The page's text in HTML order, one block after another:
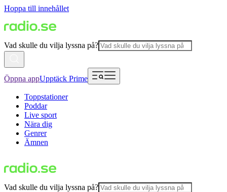
Hoppa till innehållet
Vad skulle du vilja lyssna på?
Öppna appUpptäck Prime
Toppstationer
Poddar
Live sport
Nära dig
Genrer
Ämnen
Vad skulle du vilja lyssna på?